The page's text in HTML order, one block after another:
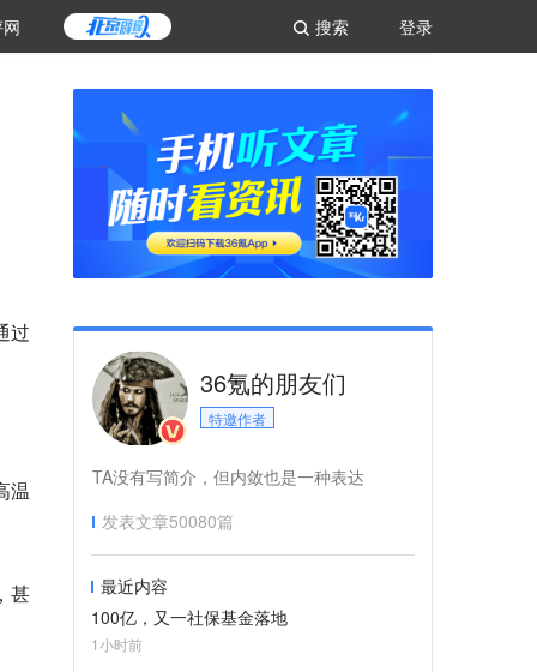
登录
搜索
过
温
甚
36氪的朋友们
特邀作者
TA没有写简介，但内敛也是一种表达
发表文章50080篇
最近内容
100亿，又一社保基金落地
1小时前